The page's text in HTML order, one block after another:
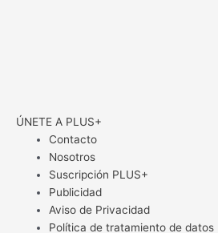
ÚNETE A PLUS+
Contacto
Nosotros
Suscripción PLUS+
Publicidad
Aviso de Privacidad
Política de tratamiento de datos